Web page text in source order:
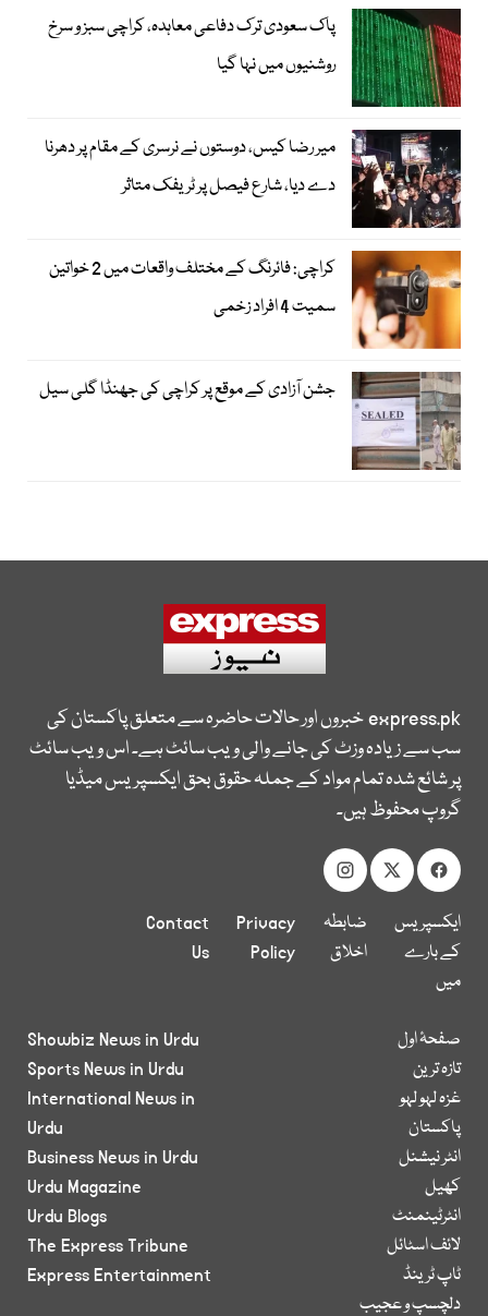
پاک سعودی ترک دفاعی معاہدہ، کراچی سبز و سرخ
روشنیوں میں نہا گیا
میر رضا کیس، دوستوں نے نرسری کے مقام پر دھرنا
دے دیا، شارع فیصل پر ٹریفک متاثر
کراچی: فائرنگ کے مختلف واقعات میں 2 خواتین
سمیت 4 افراد زخمی
جشن آزادی کے موقع پر کراچی کی جھنڈا گلی سیل
express.pkخبروں اور حالات حاضرہ سے متعلق پاکستان کی
سب سے زیادہ وزٹ کی جانے والی ویب سائٹ ہے۔ اس ویب سائٹ
پر شائع شدہ تمام مواد کے جملہ حقوق بحق ایکسپریس میڈیا
گروپ محفوظ ہیں۔
ایکسپریس
کے بارے
میں
ضابطہ
اخلاق
Privacy
Policy
Contact
Us
صفحۂ اول
تازہ ترین
غزہ لہو لہو
پاکستان
انٹر نیشنل
کھیل
انٹرٹینمنٹ
لائف اسٹائل
ٹاپ ٹرینڈ
دلچسپ و عجیب
Showbiz News in Urdu
Sports News in Urdu
International News in
Urdu
Business News in Urdu
Urdu Magazine
Urdu Blogs
The Express Tribune
Express Entertainment